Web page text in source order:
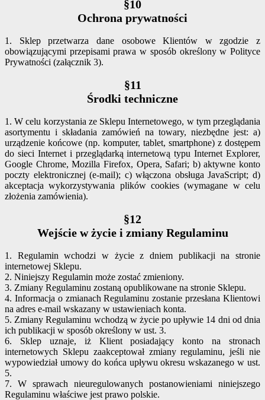
§10
Ochrona prywatności
1. Sklep przetwarza dane osobowe Klientów w zgodzie z
obowiązującymi przepisami prawa w sposób określony w Polityce
Prywatności (załącznik 3).
§11
Środki techniczne
1. W celu korzystania ze Sklepu Internetowego, w tym przeglądania
asortymentu i składania zamówień na towary, niezbędne jest: a)
urządzenie końcowe (np. komputer, tablet, smartphone) z dostępem
do sieci Internet i przeglądarką internetową typu Internet Explorer,
Google Chrome, Mozilla Firefox, Opera, Safari; b) aktywne konto
poczty elektronicznej (e-mail); c) włączona obsługa JavaScript; d)
akceptacja wykorzystywania plików cookies (wymagane w celu
złożenia zamówienia).
§12
Wejście w życie i zmiany Regulaminu
1. Regulamin wchodzi w życie z dniem publikacji na stronie
internetowej Sklepu.
2. Niniejszy Regulamin może zostać zmieniony.
3. Zmiany Regulaminu zostaną opublikowane na stronie Sklepu.
4. Informacja o zmianach Regulaminu zostanie przesłana Klientowi
na adres e-mail wskazany w ustawieniach konta.
5. Zmiany Regulaminu wchodzą w życie po upływie 14 dni od dnia
ich publikacji w sposób określony w ust. 3.
6. Sklep uznaje, iż Klient posiadający konto na stronach
internetowych Sklepu zaakceptował zmiany regulaminu, jeśli nie
wypowiedział umowy do końca upływu okresu wskazanego w ust.
5.
7. W sprawach nieuregulowanych postanowieniami niniejszego
Regulaminu właściwe jest prawo polskie.